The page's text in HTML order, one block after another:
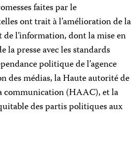
faites par le
ont trait à l’amélioration de la
de l’information, dont la mise en
la presse avec les standards
politique de l’agence
des médias, la Haute autorité de
communication (HAAC), et la
des partis politiques aux